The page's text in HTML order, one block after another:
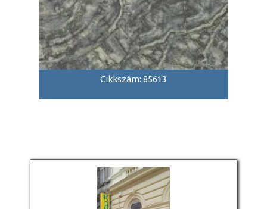
Cikkszám: 85613